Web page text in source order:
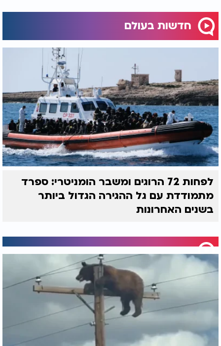
חדשות בעולם
לפחות 72 הרוגים ומשבר הומניטרי: ספרד
מתמודדת עם גל ההגירה הגדול ביותר
בשנים האחרונות